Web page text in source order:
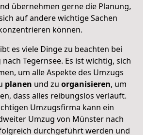
übernehmen gerne die Planung,
auf andere wichtige Sachen
können.
es viele Dinge zu beachten bei
Tegernsee. Es ist wichtig, sich
um alle Aspekte des Umzugs
planen und zu organisieren, um
dass alles reibungslos verläuft.
Umzugsfirma kann ein
Umzug von Münster nach
durchgeführt werden und